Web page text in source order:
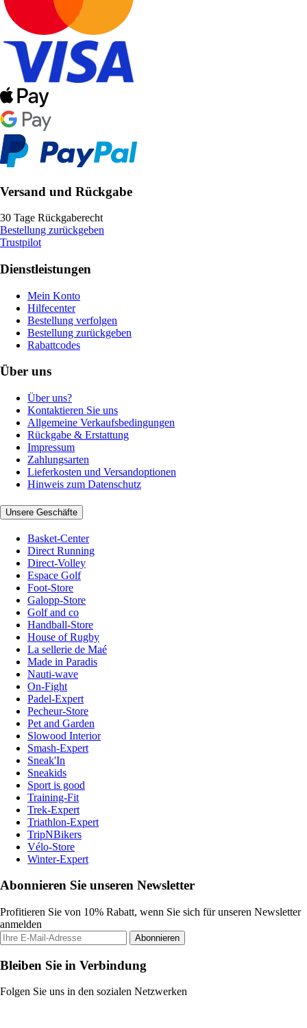
Versand und Rückgabe
30 Tage Rückgaberecht
Bestellung zurückgeben
Trustpilot
Dienstleistungen
Mein Konto
Hilfecenter
Bestellung verfolgen
Bestellung zurückgeben
Rabattcodes
Über uns
Über uns?
Kontaktieren Sie uns
Allgemeine Verkaufsbedingungen
Rückgabe & Erstattung
Impressum
Zahlungsarten
Lieferkosten und Versandoptionen
Hinweis zum Datenschutz
Unsere Geschäfte
Basket-Center
Direct Running
Direct-Volley
Espace Golf
Foot-Store
Galopp-Store
Golf and co
Handball-Store
House of Rugby
La sellerie de Maé
Made in Paradis
Nauti-wave
On-Fight
Padel-Expert
Pecheur-Store
Pet and Garden
Slowood Interior
Smash-Expert
Sneak'In
Sneakids
Sport is good
Training-Fit
Trek-Expert
Triathlon-Expert
TripNBikers
Vélo-Store
Winter-Expert
Abonnieren Sie unseren Newsletter
Profitieren Sie von 10% Rabatt, wenn Sie sich für unseren Newsletter
anmelden
Abonnieren
Bleiben Sie in Verbindung
Folgen Sie uns in den sozialen Netzwerken